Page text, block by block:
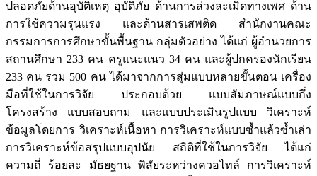
ปลอดภัยด้านอุบัติเหตุ อุบัติภัย ด้านการล่วงละเมิดทางเพศ ด้าน
การใช้ความรุนแรง และด้านสารเสพติด สำนักงานคณะ
กรรมการการศึกษาขั้นพื้นฐาน กลุ่มตัวอย่าง ได้แก่ ผู้อำนวยการ
สถานศึกษา 233 คน ครูแนะแนว 34 คน และผู้ปกครองนักเรียน
233 คน รวม 500 คน ได้มาจากการสุ่มแบบหลายขั้นตอน เครื่อง
มือที่ใช้ในการวิจัย ประกอบด้วย แบบสัมภาษณ์แบบกึ่ง
โครงสร้าง แบบสอบถาม และแบบประเมินรูปแบบ วิเคราะห์
ข้อมูลโดยการ วิเคราะห์เนื้อหา การวิเคราะห์แบบซ้ำแล้วซ้ำเล่า
การวิเคราะห์ข้อสรุปแบบอุปนัย สถิติที่ใช้ในการวิจัย ได้แก่
ความถี่ ร้อยละ มัธยฐาน พิสัยระหว่างควอไทล์ การวิเคราะห์